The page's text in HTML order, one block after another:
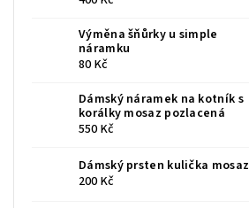
Výměna šňůrky u simple
náramku
80 Kč
Dámský náramek na kotník s
korálky mosaz pozlacená
550 Kč
Dámský prsten kulička mosaz
200 Kč